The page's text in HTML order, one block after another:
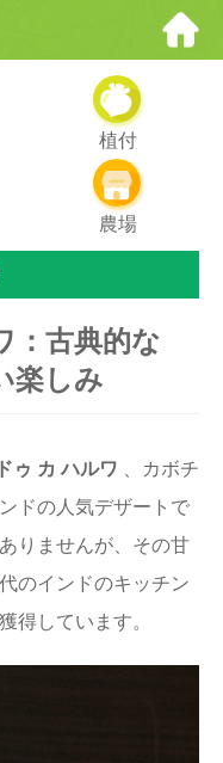
植付
農場
：古典的な
楽しみ
ゥ カ ハルワ 、カボチ
ドの人気デザートで
りませんが、その甘
のインドのキッチン
得しています。